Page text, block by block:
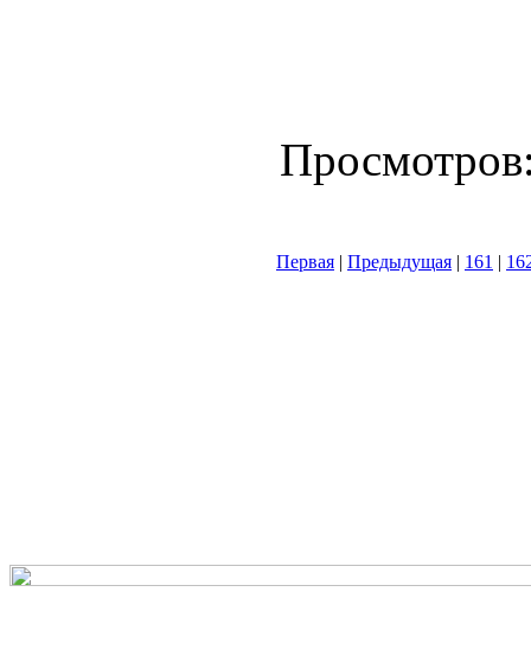
Первая | Предыдущая | 161 |